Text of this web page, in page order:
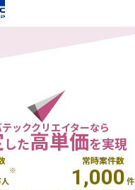
テッククリエイターなら
した高単価を実現
人
※
常時案件数
1,000 件